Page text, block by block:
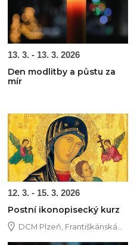
13. 3. - 13. 3. 2026
Den modlitby a půstu za
mír
Obrázek novinky
12. 3. - 15. 3. 2026
Postní ikonopisecký kurz
DCM Plzeň, Františkánská...